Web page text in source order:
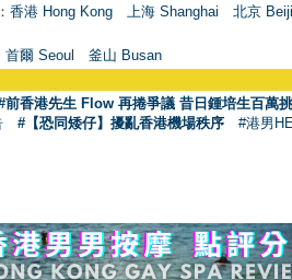
香港 Hong Kong 上海 Shanghai
北京
首爾 Seoul 釜山 Busan
前香港先生 Flow 再捲爭議 昔日鍾培生百萬
#【恐同矮仔】擾亂香港機場秩序 #港男